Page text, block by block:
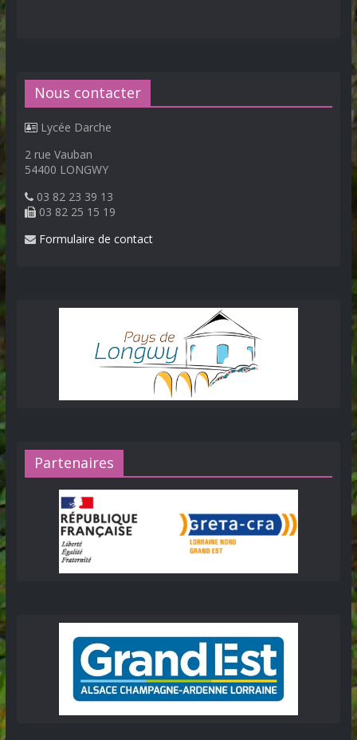
Nous contacter
Lycée Darche
2 rue Vauban
54400 LONGWY
03 82 23 39 13
03 82 25 15 19
Formulaire de contact
Partenaires